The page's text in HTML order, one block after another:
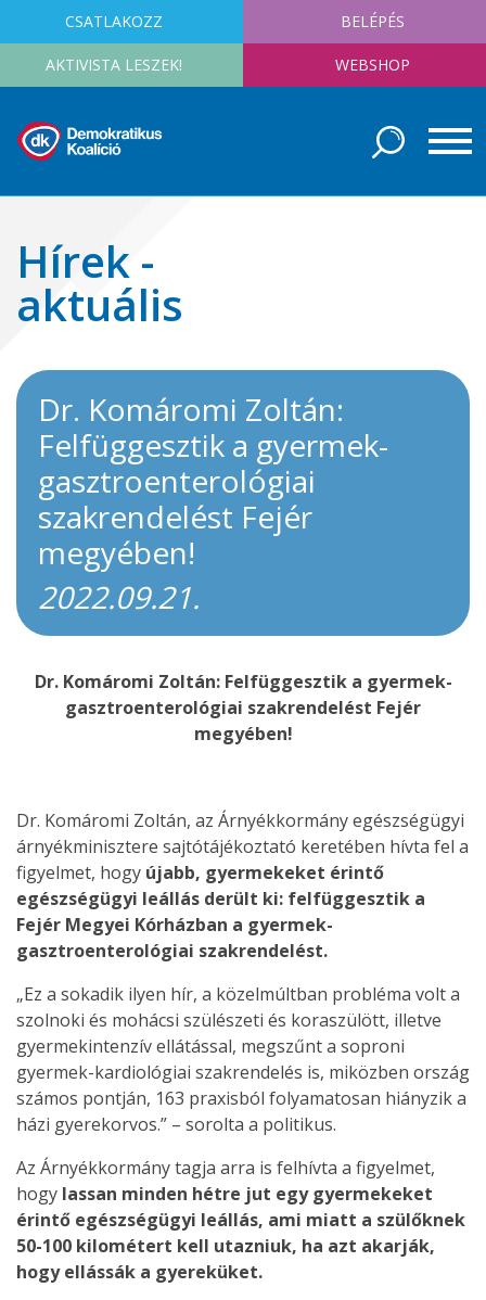
CSATLAKOZZ BELÉPÉS
AKTIVISTA LESZEK! WEBSHOP
Hírek -
aktuális
Dr. Komáromi Zoltán:
Felfüggesztik a gyermek-
gasztroenterológiai
szakrendelést Fejér
megyében!
2022.09.21.
Dr. Komáromi Zoltán: Felfüggesztik a gyermek-
gasztroenterológiai szakrendelést Fejér
megyében!
Dr. Komáromi Zoltán, az Árnyékkormány egészségügyi
árnyékminisztere sajtótájékoztató keretében hívta fel a
figyelmet, hogy újabb, gyermekeket érintő
egészségügyi leállás derült ki: felfüggesztik a
Fejér Megyei Kórházban a gyermek-
gasztroenterológiai szakrendelést.
„Ez a sokadik ilyen hír, a közelmúltban probléma volt a
szolnoki és mohácsi szülészeti és koraszülött, illetve
gyermekintenzív ellátással, megszűnt a soproni
gyermek-kardiológiai szakrendelés is, miközben ország
számos pontján, 163 praxisból folyamatosan hiányzik a
házi gyerekorvos.” – sorolta a politikus.
Az Árnyékkormány tagja arra is felhívta a figyelmet,
hogy lassan minden hétre jut egy gyermekeket
érintő egészségügyi leállás, ami miatt a szülőknek
50-100 kilométert kell utazniuk, ha azt akarják,
hogy ellássák a gyereküket.